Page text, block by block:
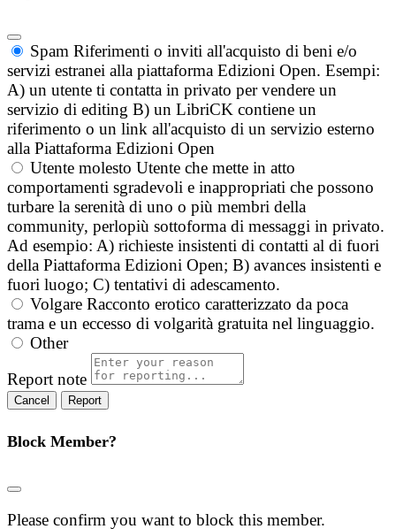
Spam Riferimenti o inviti all'acquisto di beni e/o
servizi estranei alla piattaforma Edizioni Open. Esempi:
A) un utente ti contatta in privato per vendere un
servizio di editing B) un LibriCK contiene un
riferimento o un link all'acquisto di un servizio esterno
alla Piattaforma Edizioni Open
Utente molesto Utente che mette in atto
comportamenti sgradevoli e inappropriati che possono
turbare la serenità di uno o più membri della
community, perlopiù sottoforma di messaggi in privato.
Ad esempio: A) richieste insistenti di contatti al di fuori
della Piattaforma Edizioni Open; B) avances insistenti e
fuori luogo; C) tentativi di adescamento.
Volgare Racconto erotico caratterizzato da poca
trama e un eccesso di volgarità gratuita nel linguaggio.
Other
Report note
Report
Block Member?
Please confirm you want to block this member.